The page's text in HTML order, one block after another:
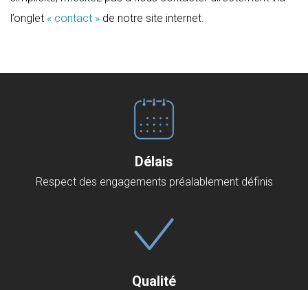
l’onglet « contact » de notre site internet.
Délais
Respect des engagements préalablement définis
Qualité